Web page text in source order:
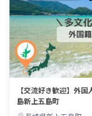
【交流好き歓迎】外
島新上五島町